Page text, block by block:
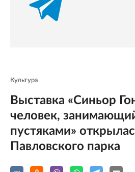
Культура
Выставка «Синьор
человек,
пустяками»
Павловского парка